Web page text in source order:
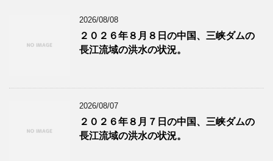
2026/08/08
２０２６年８月８日の中国、三峡ダムの
長江流域の洪水の状況。
2026/08/07
２０２６年８月７日の中国、三峡ダムの
長江流域の洪水の状況。